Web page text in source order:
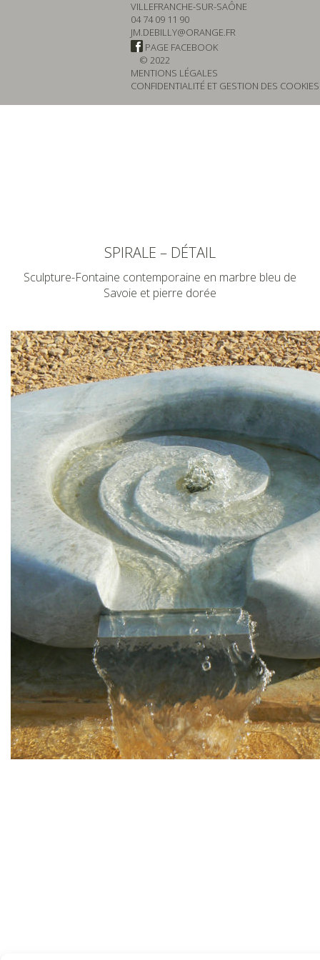
VILLEFRANCHE-SUR-SAÔNE
04 74 09 11 90
JM.DEBILLY@ORANGE.FR
PAGE FACEBOOK
© 2022
MENTIONS LÉGALES
CONFIDENTIALITÉ ET GESTION DES COOKIES
SPIRALE – DÉTAIL
Sculpture-Fontaine contemporaine en marbre bleu de
Savoie et pierre dorée